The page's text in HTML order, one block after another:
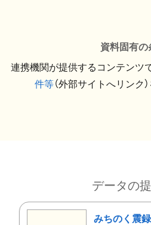
資料固有の
連携機関が提供するコンテンツで
件等（外部サイトへリンク
データの
みちのく震